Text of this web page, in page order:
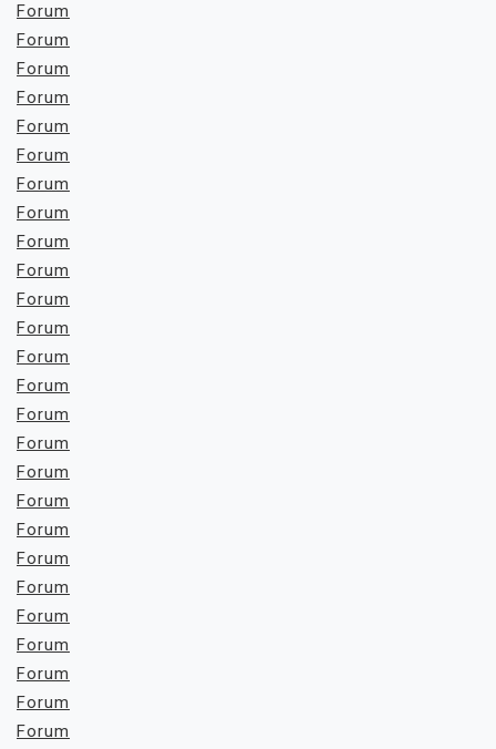
Forum
Forum
Forum
Forum
Forum
Forum
Forum
Forum
Forum
Forum
Forum
Forum
Forum
Forum
Forum
Forum
Forum
Forum
Forum
Forum
Forum
Forum
Forum
Forum
Forum
Forum